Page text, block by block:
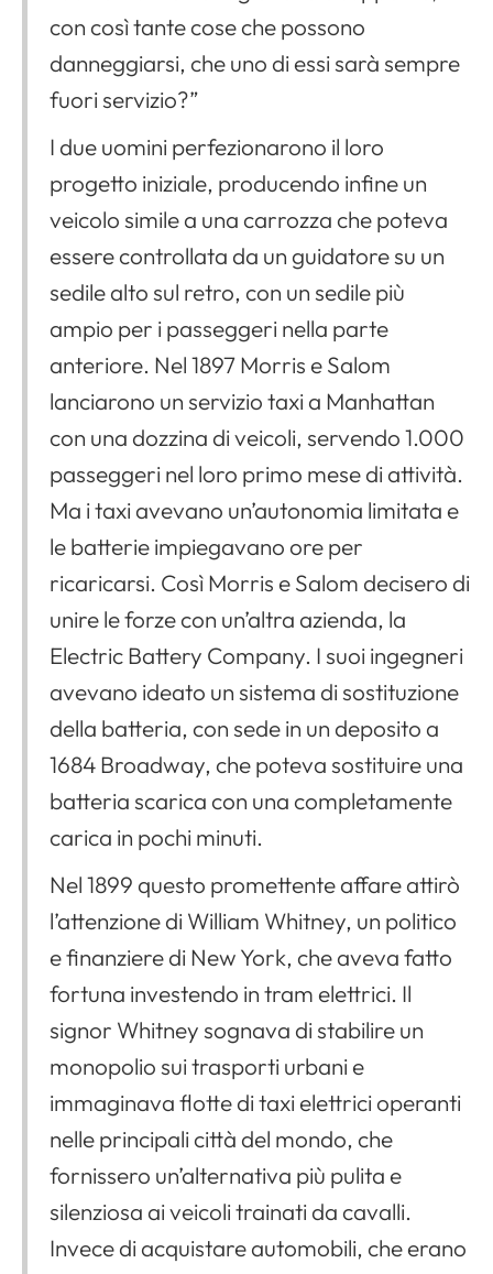
con così tante cose che possono
danneggiarsi, che uno di essi sarà sempre
fuori servizio?”
I due uomini perfezionarono il loro
progetto iniziale, producendo infine un
veicolo simile a una carrozza che poteva
essere controllata da un guidatore su un
sedile alto sul retro, con un sedile più
ampio per i passeggeri nella parte
anteriore. Nel 1897 Morris e Salom
lanciarono un servizio taxi a Manhattan
con una dozzina di veicoli, servendo 1.000
passeggeri nel loro primo mese di attività.
Ma i taxi avevano un’autonomia limitata e
le batterie impiegavano ore per
ricaricarsi. Così Morris e Salom decisero di
unire le forze con un’altra azienda, la
Electric Battery Company. I suoi ingegneri
avevano ideato un sistema di sostituzione
della batteria, con sede in un deposito a
1684 Broadway, che poteva sostituire una
batteria scarica con una completamente
carica in pochi minuti.
Nel 1899 questo promettente affare attirò
l’attenzione di William Whitney, un politico
e finanziere di New York, che aveva fatto
fortuna investendo in tram elettrici. Il
signor Whitney sognava di stabilire un
monopolio sui trasporti urbani e
immaginava flotte di taxi elettrici operanti
nelle principali città del mondo, che
fornissero un’alternativa più pulita e
silenziosa ai veicoli trainati da cavalli.
Invece di acquistare automobili, che erano